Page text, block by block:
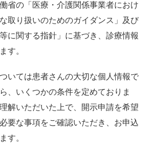
省の「医療・介護関係事業者におけ
取り扱いのためのガイダンス」及び
に関する指針」に基づき、診療情報
す。
いては患者さんの大切な個人情報で
、いくつかの条件を定めておりま
解いただいた上で、開示申請を希望
要な事項をご確認いただき、お申込
す。